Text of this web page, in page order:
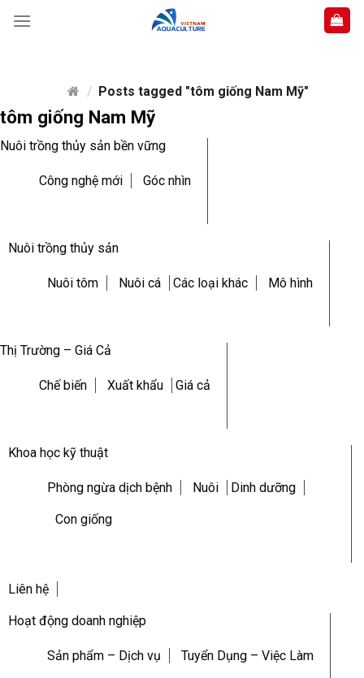
/ Posts tagged "tôm giống Nam Mỹ"
tôm giống Nam Mỹ
Nuôi trồng thủy sản bền vững
Công nghệ mới Góc nhìn
Nuôi trồng thủy sản
Nuôi tôm Nuôi cá Các loại khác Mô hình
Thị Trường – Giá Cả
Chế biến Xuất khẩu Giá cả
Khoa học kỹ thuật
Phòng ngừa dịch bệnh Nuôi Dinh dưỡng
Con giống
Liên hệ
Hoạt động doanh nghiệp
Sản phẩm – Dịch vụ Tuyển Dụng – Việc Làm